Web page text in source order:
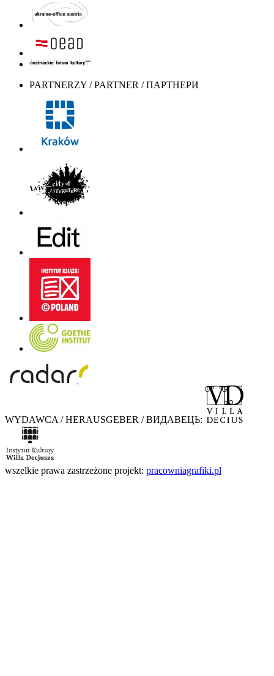
PARTNERZY / PARTNER / ПАРТНЕРИ
WYDAWCA / HERAUSGEBER / ВИДАВЕЦЬ:
wszelkie prawa zastrzeżone projekt: pracowniagrafiki.pl